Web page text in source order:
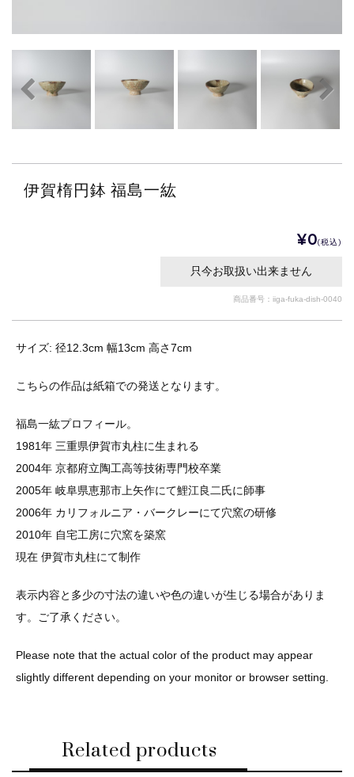
伊賀楕円鉢 福島一紘
¥0(税込)
只今お取扱い出来ません
商品番号：iiga-fuka-dish-0040
サイズ: 径12.3cm 幅13cm 高さ7cm
こちらの作品は紙箱での発送となります。
福島一紘プロフィール。
1981年 三重県伊賀市丸柱に生まれる
2004年 京都府立陶工高等技術専門校卒業
2005年 岐阜県恵那市上矢作にて鯉江良二氏に師事
2006年 カリフォルニア・バークレーにて穴窯の研修
2010年 自宅工房に穴窯を築窯
現在 伊賀市丸柱にて制作
表示内容と多少の寸法の違いや色の違いが生じる場合がありま
す。ご了承ください。
Please note that the actual color of the product may appear
slightly different depending on your monitor or browser setting.
Related products